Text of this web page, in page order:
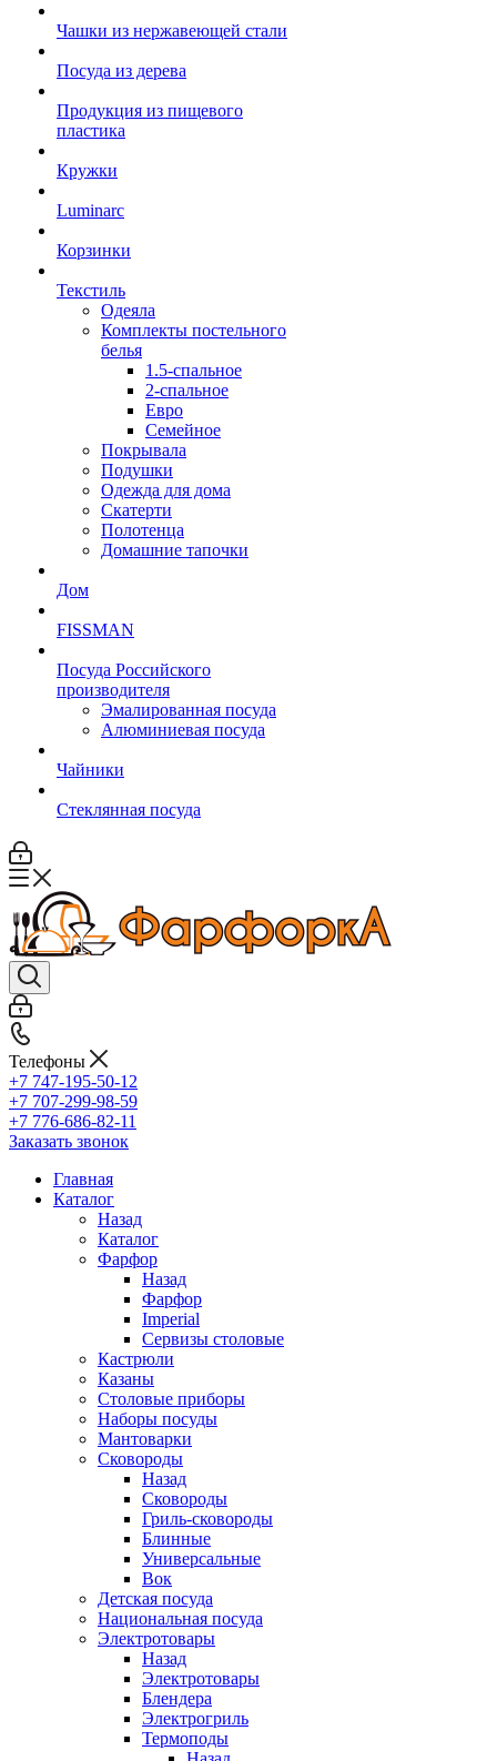
Чашки из нержавеющей стали
Посуда из дерева
Продукция из пищевого
пластика
Кружки
Luminarc
Корзинки
Текстиль
Одеяла
Комплекты постельного
белья
1.5-спальное
2-спальное
Евро
Семейное
Покрывала
Подушки
Одежда для дома
Скатерти
Полотенца
Домашние тапочки
Дом
FISSMAN
Посуда Российского
производителя
Эмалированная посуда
Алюминиевая посуда
Чайники
Стеклянная посуда
Телефоны
+7 747-195-50-12
+7 707-299-98-59
+7 776-686-82-11
Заказать звонок
Главная
Каталог
Назад
Каталог
Фарфор
Назад
Фарфор
Imperial
Сервизы столовые
Кастрюли
Казаны
Столовые приборы
Наборы посуды
Мантоварки
Сковороды
Назад
Сковороды
Гриль-сковороды
Блинные
Универсальные
Вок
Детская посуда
Национальная посуда
Электротовары
Назад
Электротовары
Блендера
Электрогриль
Термоподы